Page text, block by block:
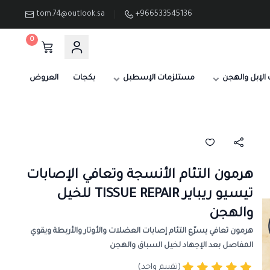
+966533545136
tom.74@outlook.sa
0
والهجن مستلزمات الإسطبل بكجات العروض
هرمون التئام الأنسجة وتعافي الإصابات
تيسيو ريباير TISSUE REPAIR للخيل
والهجن
هرمون تعافي يسرّع التئام إصابات العضلات والأوتار والأربطة ويقوي
المفاصل بعد الإجهاد لخيل السباق والهجن
(تقييم واحد)